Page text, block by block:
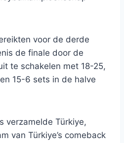
voor de derde
de finale door de
te schakelen met 18-25,
15-6 sets in de halve
verzamelde Türkiye,
van Türkiye’s comeback